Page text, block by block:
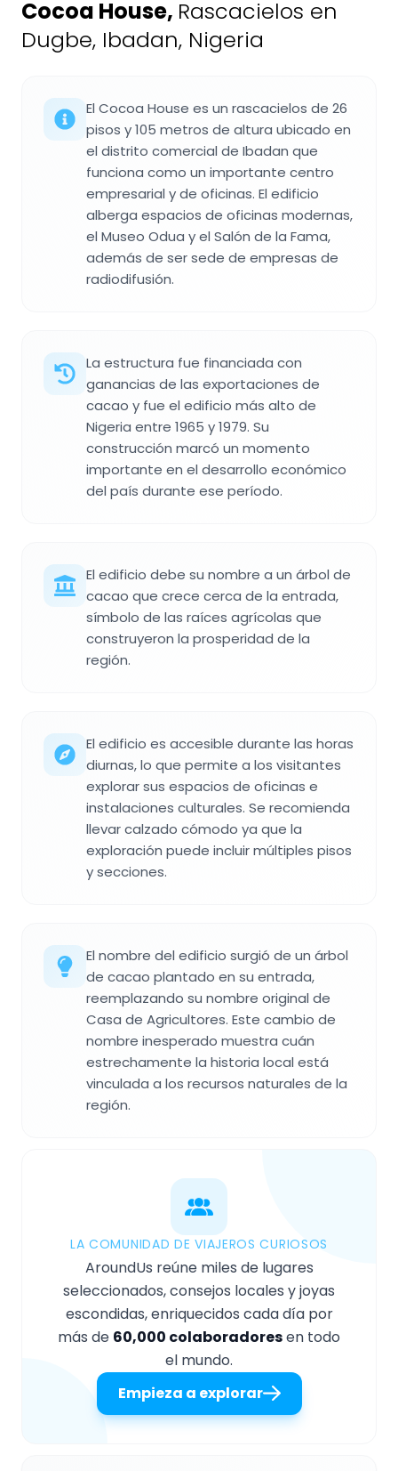
Cocoa House, Rascacielos en
Dugbe, Ibadan, Nigeria
El Cocoa House es un rascacielos de 26
pisos y 105 metros de altura ubicado en
el distrito comercial de Ibadan que
funciona como un importante centro
empresarial y de oficinas. El edificio
alberga espacios de oficinas modernas,
el Museo Odua y el Salón de la Fama,
además de ser sede de empresas de
radiodifusión.
La estructura fue financiada con
ganancias de las exportaciones de
cacao y fue el edificio más alto de
Nigeria entre 1965 y 1979. Su
construcción marcó un momento
importante en el desarrollo económico
del país durante ese período.
El edificio debe su nombre a un árbol de
cacao que crece cerca de la entrada,
símbolo de las raíces agrícolas que
construyeron la prosperidad de la
región.
El edificio es accesible durante las horas
diurnas, lo que permite a los visitantes
explorar sus espacios de oficinas e
instalaciones culturales. Se recomienda
llevar calzado cómodo ya que la
exploración puede incluir múltiples pisos
y secciones.
El nombre del edificio surgió de un árbol
de cacao plantado en su entrada,
reemplazando su nombre original de
Casa de Agricultores. Este cambio de
nombre inesperado muestra cuán
estrechamente la historia local está
vinculada a los recursos naturales de la
región.
LA COMUNIDAD DE VIAJEROS CURIOSOS
AroundUs reúne miles de lugares
seleccionados, consejos locales y joyas
escondidas, enriquecidos cada día por
más de 60,000 colaboradoresen todo
el mundo.
Empieza a explorar